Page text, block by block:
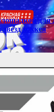
для
хоккея